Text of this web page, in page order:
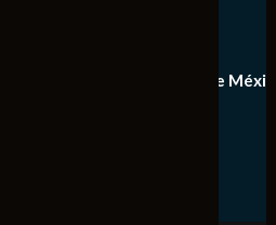
Equipo de Notiexpress de México